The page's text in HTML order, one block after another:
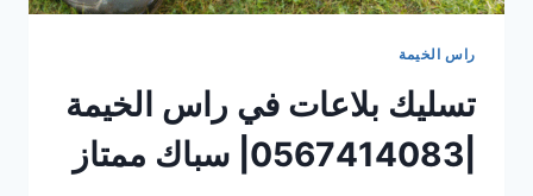
راس الخيمة
تسليك بلاعات في راس الخيمة